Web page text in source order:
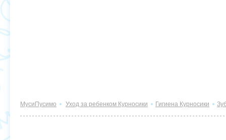
МусиПусимо Уход за ребенком Курносики Гигиена Курносики